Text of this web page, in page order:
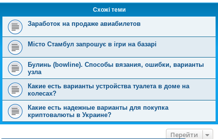
Схожі теми
Заработок на продаже авиабилетов
Місто Стамбул запрошує в ігри на базарі
Булинь (bowline). Способы вязания, ошибки, варианты
узла
Какие есть варианты устройства туалета в доме на
колесах?
Какие есть надежные варианты для покупка
криптовалюты в Украине?
Перейти